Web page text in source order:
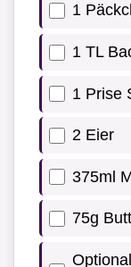
1
1 TL
1 Prise
2 Eier
375ml
75g